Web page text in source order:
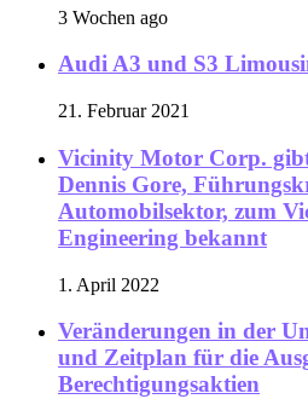
3 Wochen ago
Audi A3 und S3
21. Februar 2021
Vicinity Motor Corp.
Dennis Gore,
Automobilsektor, zum
Engineering bekannt
1. April 2022
Veränderungen in der
und Zeitplan für die
Berechtigungsaktien